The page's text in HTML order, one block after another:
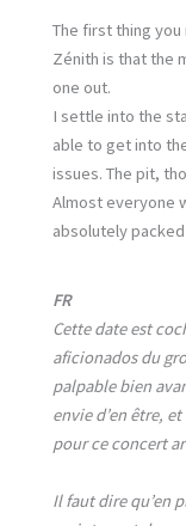
The first thing
Zénith is that the
one out.
I settle into the
able to get into
issues. The pit,
Almost everyone
absolutely
FR
Cette date est
aficionados du
palpable bien
envie d’en être,
pour ce concert
Il faut dire qu’en